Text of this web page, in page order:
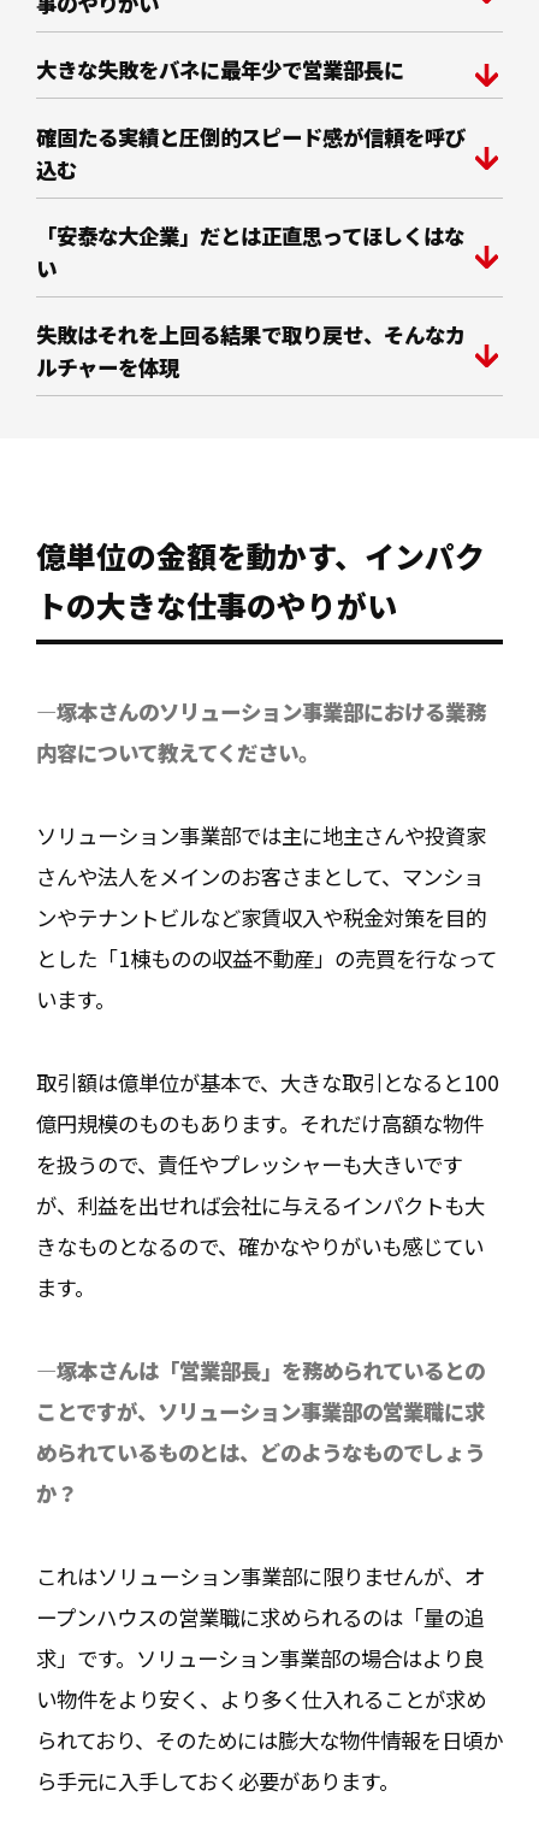
大きな失敗をバネに最年少で営業部長に
確固たる実績と圧倒的スピード感が信頼を呼び
込む
「安泰な大企業」だとは正直思ってほしくはな
い
失敗はそれを上回る結果で取り戻せ、そんなカ
ルチャーを体現
億単位の金額を動かす、インパク
トの大きな仕事のやりがい
―塚本さんのソリューション事業部における業務
内容について教えてください。
ソリューション事業部では主に地主さんや投資家
さんや法人をメインのお客さまとして、マンショ
ンやテナントビルなど家賃収入や税金対策を目的
とした「1棟ものの収益不動産」の売買を行なって
います。
取引額は億単位が基本で、大きな取引となると100
億円規模のものもあります。それだけ高額な物件
を扱うので、責任やプレッシャーも大きいです
が、利益を出せれば会社に与えるインパクトも大
きなものとなるので、確かなやりがいも感じてい
ます。
―塚本さんは「営業部長」を務められているとの
ことですが、ソリューション事業部の営業職に求
められているものとは、どのようなものでしょう
か？
これはソリューション事業部に限りませんが、オ
ープンハウスの営業職に求められるのは「量の追
求」です。ソリューション事業部の場合はより良
い物件をより安く、より多く仕入れることが求め
られており、そのためには膨大な物件情報を日頃か
ら手元に入手しておく必要があります。